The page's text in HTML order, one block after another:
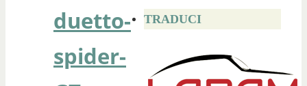
duetto-
spider-
TRADUCI